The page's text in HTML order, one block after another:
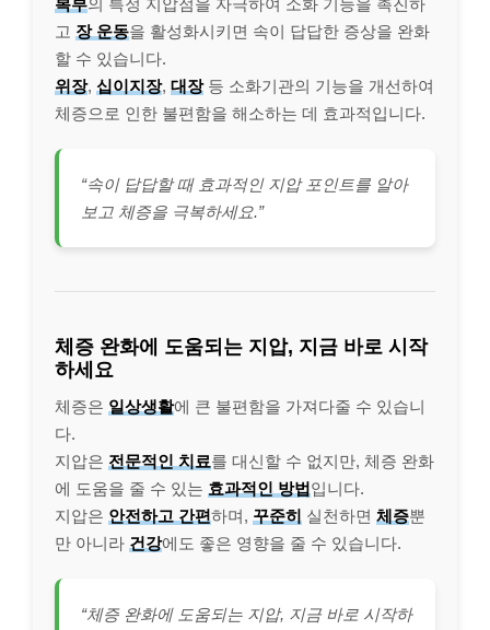
고 장 운동을 활성화시키면 속이 답답한 증상을 완화
할 수 있습니다.
위장, 십이지장, 대장등 소화기관의 기능을 개선하여
체증으로 인한 불편함을 해소하는 데 효과적입니다.
“속이 답답할 때 효과적인 지압 포인트를 알아
보고 체증을 극복하세요.”
체증 완화에 도움되는 지압, 지금 바로 시작
하세요
체증은 일상생활에 큰 불편함을 가져다줄 수 있습니
다.
지압은 전문적인 치료를 대신할 수 없지만, 체증 완화
에 도움을 줄 수 있는 효과적인 방법입니다.
지압은 안전하고 간편하며, 꾸준히 실천하면 체증뿐
만 아니라 건강에도 좋은 영향을 줄 수 있습니다.
“체증 완화에 도움되는 지압, 지금 바로 시작하